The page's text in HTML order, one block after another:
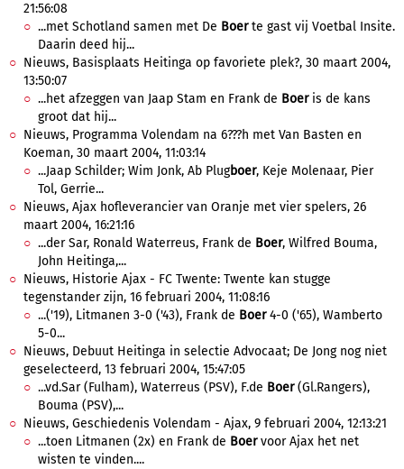
21:56:08
...met Schotland samen met De Boerte gast vij Voetbal Insite.
Daarin deed hij...
Nieuws, Basisplaats Heitinga op favoriete plek?, 30 maart 2004,
13:50:07
...het afzeggen van Jaap Stam en Frank de Boeris de kans
groot dat hij...
Nieuws, Programma Volendam na 6???h met Van Basten en
Koeman, 30 maart 2004, 11:03:14
...Jaap Schilder; Wim Jonk, Ab Plugboer, Keje Molenaar, Pier
Tol, Gerrie...
Nieuws, Ajax hofleverancier van Oranje met vier spelers, 26
maart 2004, 16:21:16
...der Sar, Ronald Waterreus, Frank de Boer, Wilfred Bouma,
John Heitinga,...
Nieuws, Historie Ajax - FC Twente: Twente kan stugge
tegenstander zijn, 16 februari 2004, 11:08:16
...('19), Litmanen 3-0 ('43), Frank de Boer4-0 ('65), Wamberto
5-0...
Nieuws, Debuut Heitinga in selectie Advocaat; De Jong nog niet
geselecteerd, 13 februari 2004, 15:47:05
...vd.Sar (Fulham), Waterreus (PSV), F.de Boer(Gl.Rangers),
Bouma (PSV),...
Nieuws, Geschiedenis Volendam - Ajax, 9 februari 2004, 12:13:21
...toen Litmanen (2x) en Frank de Boervoor Ajax het net
wisten te vinden....